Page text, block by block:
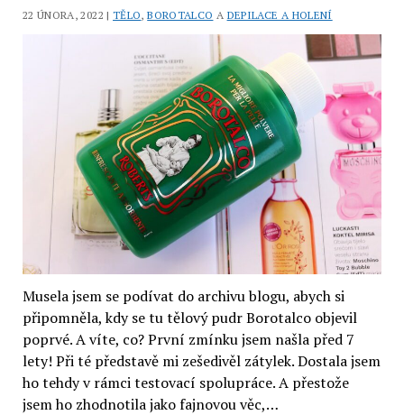
22 ÚNORA, 2022 |TĚLO,BOROTALCO A DEPILACE A HOLENÍ
Musela jsem se podívat do archivu blogu, abych si
připomněla, kdy se tu tělový pudr Borotalco objevil
poprvé. A víte, co? První zmínku jsem našla před 7
lety! Při té představě mi zešedivěl zátylek. Dostala jsem
ho tehdy v rámci testovací spolupráce. A přestože
jsem ho zhodnotila jako fajnovou věc,…